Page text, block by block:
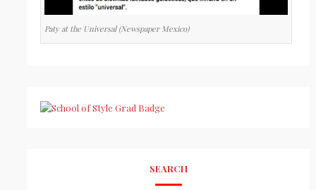
Paty at the Universal (Newspaper Mexico)
SEARCH